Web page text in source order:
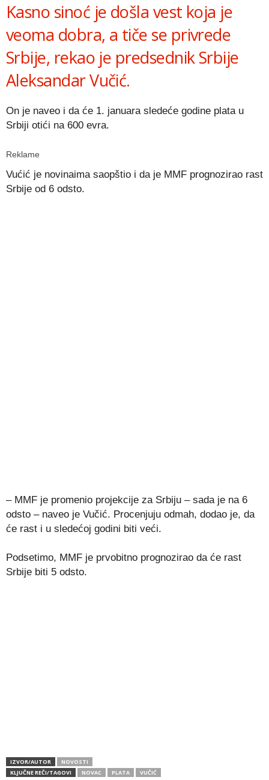
Kasno sinoć je došla vest koja je
veoma dobra, a tiče se privrede
Srbije, rekao je predsednik Srbije
Aleksandar Vučić.
On je naveo i da će 1. januara sledeće godine plata u
Srbiji otići na 600 evra.
Reklame
Vućić je novinaima saopštio i da je MMF prognozirao rast
Srbije od 6 odsto.
– MMF je promenio projekcije za Srbiju – sada je na 6
odsto – naveo je Vučić. Procenjuju odmah, dodao je, da
će rast i u sledećoj godini biti veći.
Podsetimo, MMF je prvobitno prognozirao da će rast
Srbije biti 5 odsto.
IZVOR/AUTOR
NOVOSTI
KLJUČNE REČI/TAGOVI
NOVAC PLATA VUČIĆ